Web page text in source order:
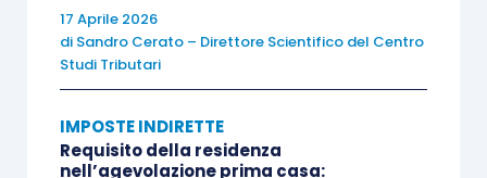
D.P.R. 633/1972prevede l’obbligo di applicazione
dell’Iva per le cessioni poste in essere dalle
l’immobile, se la vendita avviene
anni dall’ultimazione dei lavori, mentre in tutti
17 Aprile 2026
di Sandro Cerato – Direttore Scientifico del Centro
Studi Tributari
IMPOSTE INDIRETTE
Requisito della residenza
nell’agevolazione prima casa: